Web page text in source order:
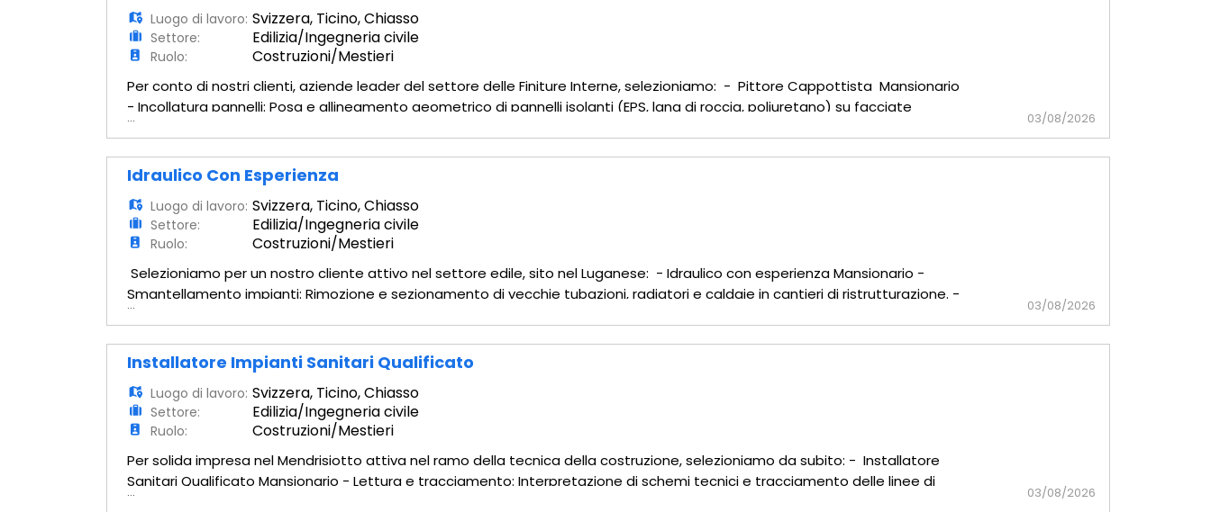
Luogo di lavoro: Svizzera, Ticino,Chiasso
Settore: Edilizia/Ingegneria civile
Ruolo: Costruzioni/Mestieri
Per conto di nostri clienti, aziende leader del settore delle Finiture Interne, selezioniamo: - Pittore Cappottista Mansionario
- Incollatura pannelli: Posa e allineamento geometrico di pannelli isolanti (EPS, lana di roccia, poliuretano) su facciate
esterne. - Fissaggio meccanico: Esecuzione della tassellatura di sicurezza secondo gli schemi
... 03/08/2026
Idraulico Con Esperienza
Luogo di lavoro: Svizzera, Ticino,Chiasso
Settore: Edilizia/Ingegneria civile
Ruolo: Costruzioni/Mestieri
Selezioniamo per un nostro cliente attivo nel settore edile, sito nel Luganese: - Idraulico con esperienza Mansionario -
Smantellamento impianti: Rimozione e sezionamento di vecchie tubazioni, radiatori e caldaie in cantieri di ristrutturazione. -
Riscaldamento a pavimento: Posa di pannelli isolanti, tracciamento e stesura delle serpentine per
... 03/08/2026
Installatore Impianti Sanitari Qualificato
Luogo di lavoro: Svizzera, Ticino,Chiasso
Settore: Edilizia/Ingegneria civile
Ruolo: Costruzioni/Mestieri
Per solida impresa nel Mendrisiotto attiva nel ramo della tecnica della costruzione, selezioniamo da subito: - Installatore
Sanitari Qualificato Mansionario - Lettura e tracciamento: Interpretazione di schemi tecnici e tracciamento delle linee di
tubazione a parete e pavimento. - Posa tubazioni: Installazione di condotte per acqua potabile, scar
... 03/08/2026